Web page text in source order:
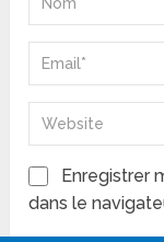
Enregistrer
dans le